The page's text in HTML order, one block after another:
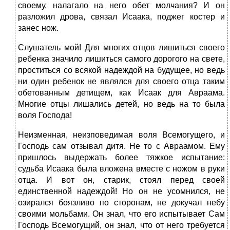
своему, налагало на него обет молчания? И он
разложил дрова, связал Исаака, поджег костер и
занес нож.
Слушатель мой! Для многих отцов лишиться своего
ребенка значило лишиться самого дорогого на свете,
проститься со всякой надеждой на будущее, но ведь
ни один ребенок не являлся для своего отца таким
обетованным детищем, как Исаак для Авраама.
Многие отцы лишались детей, но ведь на то была
воля Господа!
Неизменная, неизповедимая воля Всемогущего, и
Господь сам отзывал дитя. Не то с Авраамом. Ему
пришлось выдержать более тяжкое испытание:
судьба Исаака была вложена вместе с ножом в руки
отца. И вот он, старик, стоял перед своей
единственной надеждой! Но он не усомнился, не
озирался боязливо по сторонам, не докучал небу
своими мольбами. Он знал, что его испытывает Сам
Господь Всемогущий, он знал, что от него требуется